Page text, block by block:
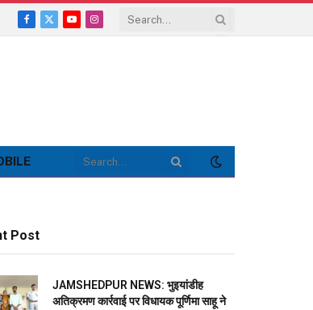
Facebook
X
YouTubeInstagram
Post
JAMSHEDPUR NEWS: भुइयांडीह
अतिक्रमण कार्रवाई पर विधायक पूर्णिमा साहू ने